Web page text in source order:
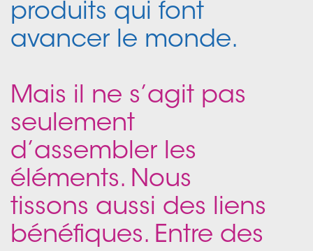
produits qui font
avancer le monde.
Mais il ne s’agit pas
seulement
d’assembler les
éléments. Nous
tissons aussi des liens
bénéfiques. Entre des